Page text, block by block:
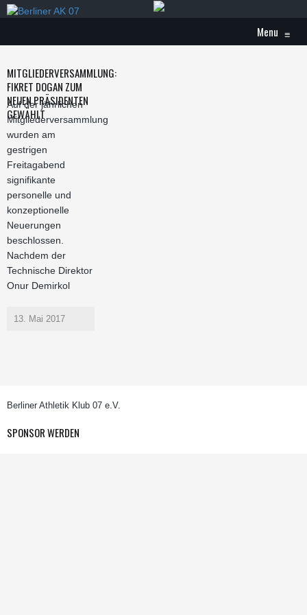
Menu ≡
MITGLIEDERVERSAMMLUNG:
FIKRET DOGAN ZUM
NEUEN PRÄSIDENTEN
GEWÄHLT
Auf der jährlichen
Mitgliederversammlung
wurden am
gestrigen
Freitagabend
signifikante
personelle und
konzeptionelle
Neuerungen
beschlossen.
Nachdem der
Technische Direktor
Onur Demirkol
13. Mai 2017
Berliner Athletik Klub 07 e.V.
SPONSOR WERDEN